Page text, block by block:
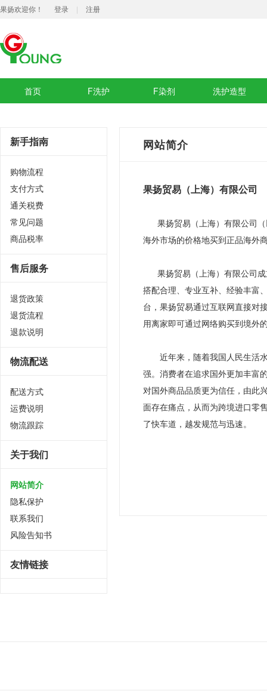
果扬欢迎你！ 登录 | 注册
首页 F洗护 F染剂 洗护造型
新手指南
购物流程
支付方式
通关税费
常见问题
商品税率
售后服务
退货政策
退货流程
退款说明
物流配送
配送方式
运费说明
物流跟踪
关于我们
网站简介
隐私保护
联系我们
风险告知书
友情链接
网站简介
果扬贸易（上海）有限公司
果扬贸易（上海）有限公司（
海外市场的价格地买到正品海外
果扬贸易（上海）有限公司成
搭配合理、专业互补、经验丰富
台，果扬贸易通过互联网直接对
用离家即可通过网络购买到境外
近年来，随着我国人民生活水
强。消费者在追求国外更加丰富
对国外商品品质更为信任，由此
面存在痛点，从而为跨境进口零
了快车道，越发规范与迅速。